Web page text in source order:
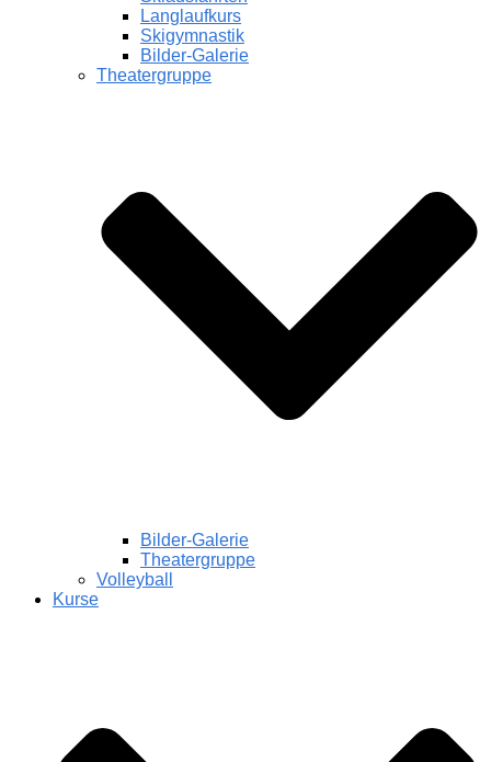
Langlaufkurs
Skigymnastik
Bilder-Galerie
Theatergruppe
Bilder-Galerie
Theatergruppe
Volleyball
Kurse